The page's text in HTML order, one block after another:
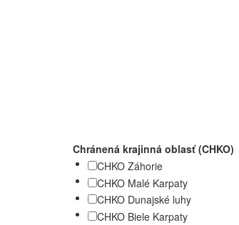
Chránená krajinná oblasť (CHKO)
CHKO Záhorie
CHKO Malé Karpaty
CHKO Dunajské luhy
CHKO Biele Karpaty